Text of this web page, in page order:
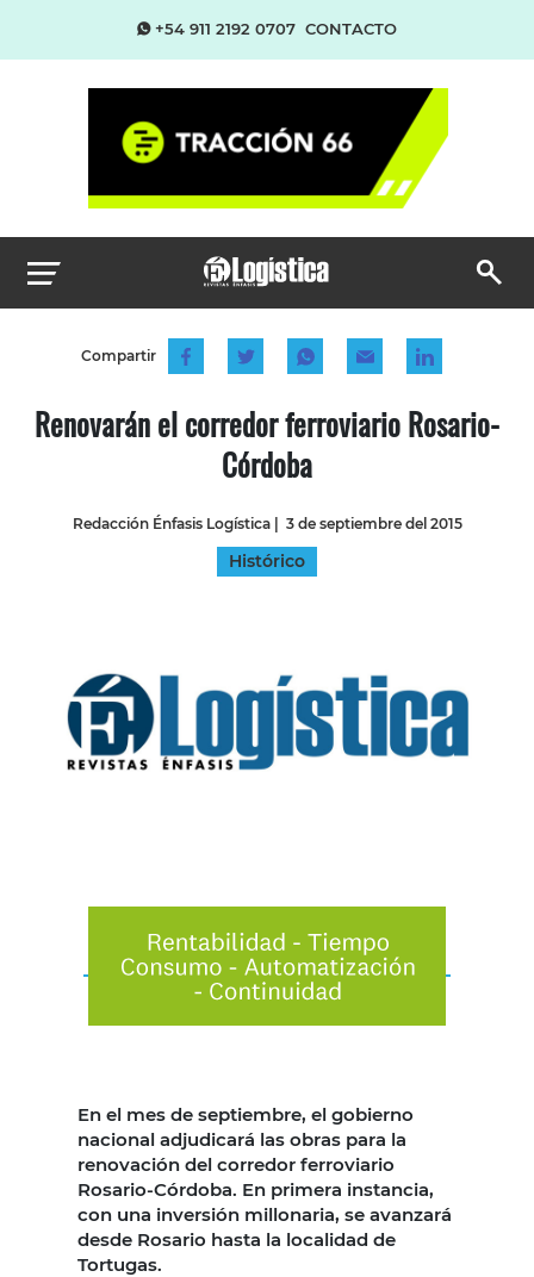
+54 911 2192 0707 CONTACTO
Compartir
Renovarán el corredor ferroviario Rosario-
Córdoba
Redacción Énfasis Logística| 3 de septiembre del 2015
Histórico
En el mes de septiembre, el gobierno
nacional adjudicará las obras para la
renovación del corredor ferroviario
Rosario-Córdoba. En primera instancia,
con una inversión millonaria, se avanzará
desde Rosario hasta la localidad de
Tortugas.